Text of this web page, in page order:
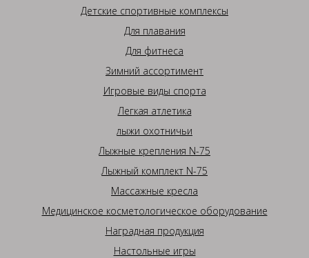
Детские спортивные комплексы
Для плавания
Для фитнеса
Зимний ассортимент
Игровые виды спорта
Легкая атлетика
лыжи охотничьи
Лыжные крепления N-75
Лыжный комплект N-75
Массажные кресла
Медицинское косметологическое оборудование
Наградная продукция
Настольные игры